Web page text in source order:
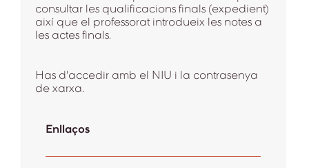
consultar les qualificacions finals (expedient)
així que el professorat introdueix les notes a
les actes finals.
Has d'accedir amb el NIU i la contrasenya
de xarxa.
Enllaços